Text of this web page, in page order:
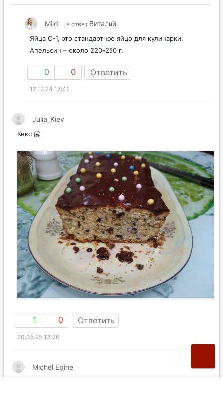
Mild в ответ Виталий
Яйца С-1, это стандартное яйцо для кулинарки.
Апельсин – около 220-250 г.
0 0 Ответить
12.12.24 17:42
Julia_Kiev
Кекс 🤗
1 0 Ответить
20.05.25 13:26
Michel Epine